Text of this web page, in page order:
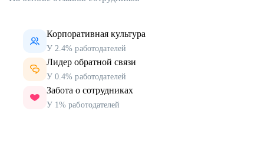
Корпоративная культура
У 2.4% работодателей
Лидер обратной связи
У 0.4% работодателей
Забота о сотрудниках
У 1% работодателей